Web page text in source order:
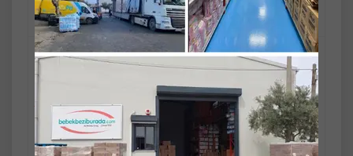
Mandaş Group Güvencesi ve
Kalitesiyle...!
Stok Miktarı : 10+ ADET
387,90 TL
Fast/Eft %5
indirimli
Mandaş Group Güvencesi ve
Kalitesiyle...!
Stok Miktarı : 10+ ADET
Ücretsiz Kargo
560,90 TL
Fast/Eft %5
indirimli